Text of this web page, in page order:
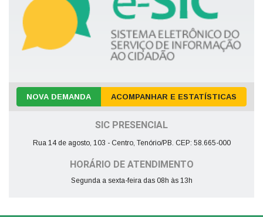
NOVA DEMANDA ACOMPANHAR E ESTATÍSTICAS
SIC PRESENCIAL
Rua 14 de agosto, 103 - Centro, Tenório/PB. CEP: 58.665-000
HORÁRIO DE ATENDIMENTO
Segunda a sexta-feira das 08h às 13h